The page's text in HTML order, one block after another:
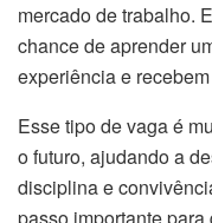
mercado de trabalho.
chance de aprender
experiência e
Esse tipo de vaga é
o futuro, ajudando a
disciplina e